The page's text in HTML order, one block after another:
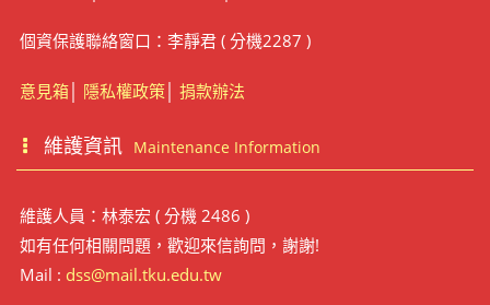
個資保護聯絡窗口：李靜君 ( 分機2287 )
意見箱│ 隱私權政策│ 捐款辦法
維護資訊 Maintenance Information
維護人員：林泰宏 ( 分機 2486 )
如有任何相關問題，歡迎來信詢問，謝謝!
Mail : dss@mail.tku.edu.tw